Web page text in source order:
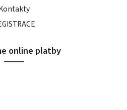
online platby